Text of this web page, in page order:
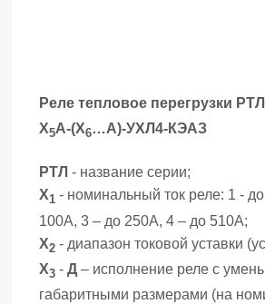
Реле тепловое перегрузки
Х5А-(Х6…А)-УХЛ4-КЭАЗ
РТЛ - название серии;
Х1 - номинальный ток реле: 1 -
100А, 3 – до 250А, 4 – до 510А;
Х2 - диапазон токовой уставки
Х3 - Д – исполнение реле с
габаритными размерами (на